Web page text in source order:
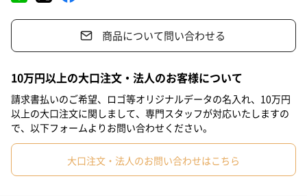
#母親 #彼氏
#彼女 #祖母 #祖父 #上司女性
#20代後半 #30代 #40代 #50代 #60代 #70代
#80代 #90代
商品について問い合わせる
10万円以上の大口注文・法人のお客様について
請求書払いのご希望、ロゴ等オリジナルデータの名入れ、10万円
以上の大口注文に関しまして、専門スタッフが対応いたしますの
で、以下フォームよりお問い合わせください。
大口注文・法人のお問い合わせはこちら